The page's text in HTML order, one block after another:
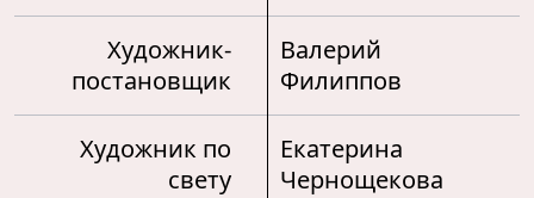
Художник-
постановщик
Валерий
Филиппов
Художник по
свету
Екатерина
Чернощекова